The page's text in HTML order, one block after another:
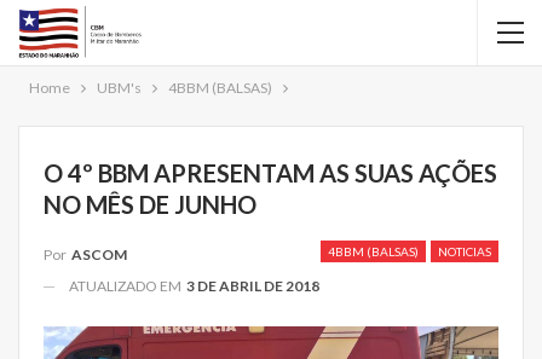
Home UBM's 4BBM (BALSAS)
O 4º BBM APRESENTAM AS SUAS AÇÕES
NO MÊS DE JUNHO
4BBM (BALSAS) NOTICIAS
Por ASCOM
ATUALIZADO EM 3 DE ABRIL DE 2018